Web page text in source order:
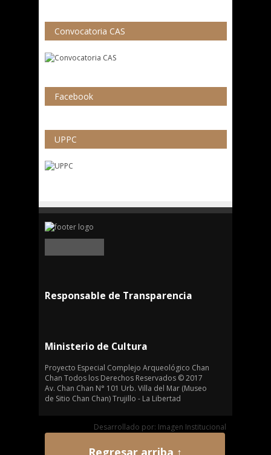
Convocatoria CAS
Facebook
UPPC
Responsable de Transparencia
Ministerio de Cultura
Proyecto Especial Complejo Arqueológico Chan
Chan Todos los Derechos Reservados © 2017
Av. Chan Chan N° 101 Urb. Villa del Mar (Museo
de Sitio Chan Chan) Trujillo - La Libertad
Desarrollado por: Imagen Institucional
Regresar arriba ↑